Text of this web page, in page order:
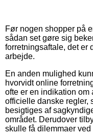
Før nogen shopper på
sådan set gøre sig
forretningsaftale, det er
arbejde.
En anden mulighed
hvorvidt online
ofte er en indikation
officielle danske regler,
besigtiges af
området. Derudover
skulle få dilemmaer ved